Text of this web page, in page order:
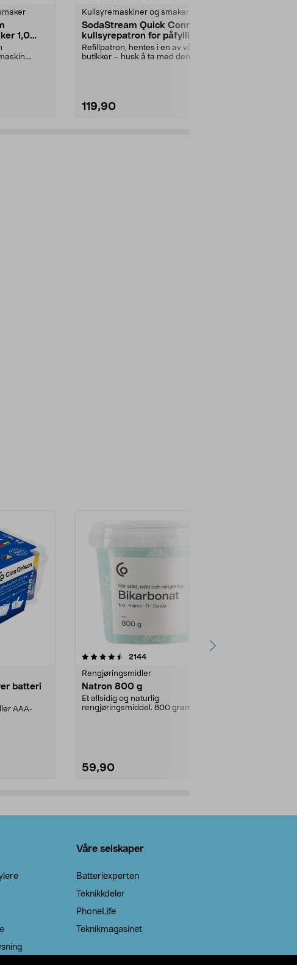
1,0
Kullsyremaskiner og smaker
SodaStream Quick Connect
kullsyrepatron for påfylling /
innbytte, 60 liter
Refillpatron, hentes i en av våre
butikker – husk å ta med den
119,90
batteri
AAA-
2144anmeldelser
Rengjøringsmidler
Natron 800 g
Et allsidig og naturlig
rengjøringsmiddel. 800 gram
59,90
4.0av 5 stjerner
Våre selskaper
Batteriexperten
Teknikkdeler
PhoneLife
Teknikmagasinet